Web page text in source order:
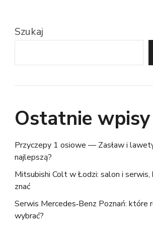
Szukaj
Ostatnie wpisy
Przyczepy 1 osiowe — Zasław i
najlepszą?
Mitsubishi Colt w Łodzi: salon i
znać
Serwis Mercedes‑Benz Poznań: które
wybrać?